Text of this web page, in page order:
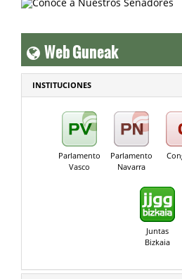
Web Guneak
INSTITUCIONES
Parlamento
Vasco
Parlamento
Navarra
Juntas
Bizkaia